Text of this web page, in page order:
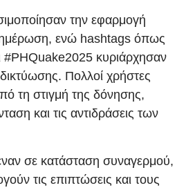
την εφαρμογή
ενώ hashtags όπως
κυριάρχησαν
Πολλοί χρήστες
τη στιγμή της δόνησης,
και τις αντιδράσεις των
σε κατάσταση συναγερμού,
τις επιπτώσεις και τους